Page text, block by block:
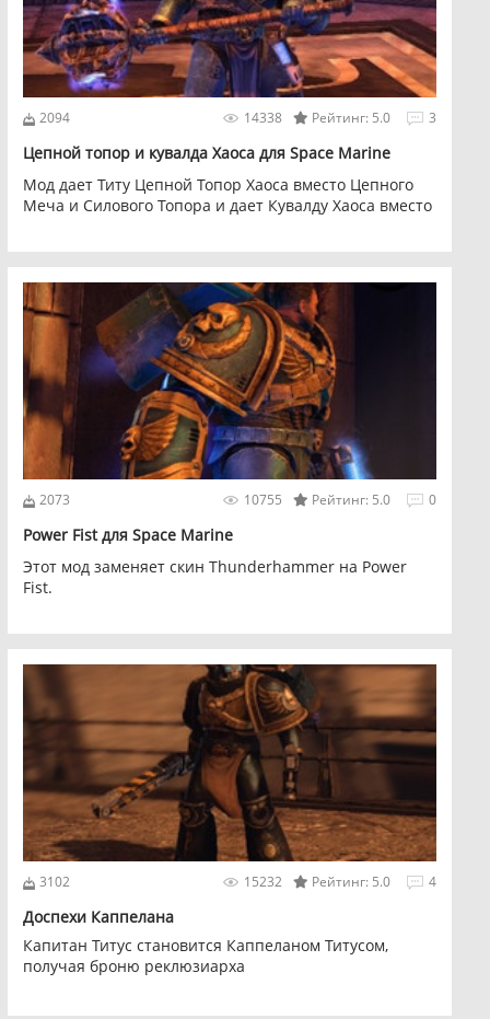
2094 3
Рейтинг: 5.0
14338
Цепной топор и кувалда Хаоса для Space Marine
Мод дает Титу Цепной Топор Хаоса вместо Цепного
Меча и Силового Топора и дает Кувалду Хаоса вместо
2073 0
Рейтинг: 5.0
10755
Power Fist для Space Marine
Этот мод заменяет скин Thunderhammer на Power
Fist.
3102 4
Рейтинг: 5.0
15232
Доспехи Каппелана
Капитан Титус становится Каппеланом Титусом,
получая броню реклюзиарха